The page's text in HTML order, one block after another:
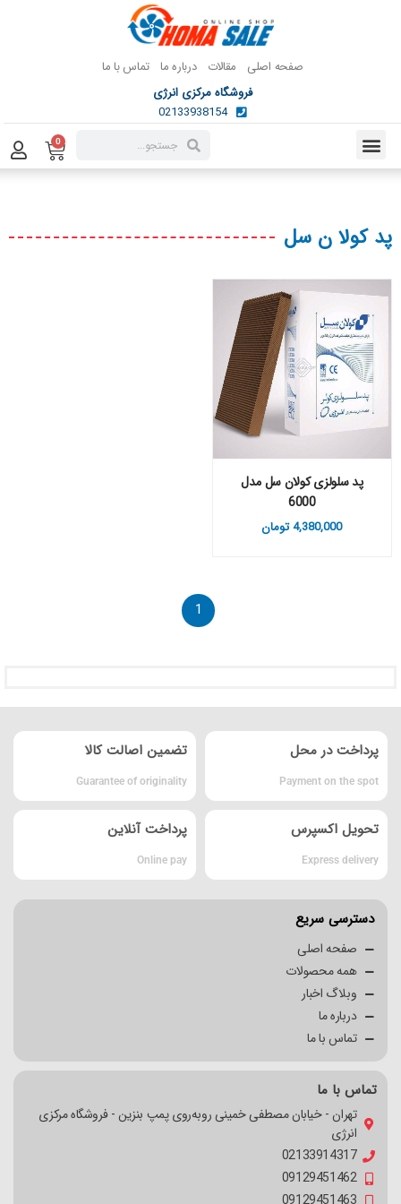
صفحه اصلی مقالات درباره ما تماس با ما
فروشگاه مرکزی انرژی
02133938154
0
پد کولا ن سل
پد سلولزی کولان سل مدل
6000
4,380,000تومان
1
پرداخت در محل
Payment on the spot
تضمین اصالت کالا
Guarantee of originality
تحویل اکسپرس
Express delivery
پرداخت آنلاین
Online pay
دسترسی سریع
صفحه اصلی
همه محصولات
وبلاگ اخبار
درباره ما
تماس با ما
تماس با ما
تهران - خیابان مصطفی خمینی روبه‌روی پمپ بنزین - فروشگاه مرکزی
انرژی
02133914317
09129451462